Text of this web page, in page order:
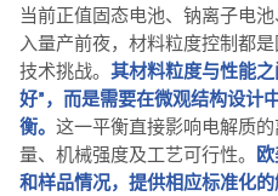
当前正值固态电池、钠离子电
入量产前夜，材料粒度控制都
技术挑战。其材料粒度与性能
好”，而是需要在微观结构设计
衡。这一平衡直接影响电解质
量、机械强度及工艺可行性。
和样品情况，提供相应标准化的